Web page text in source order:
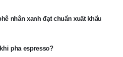
nhân xanh đạt chuẩn xuất khẩu
pha espresso?